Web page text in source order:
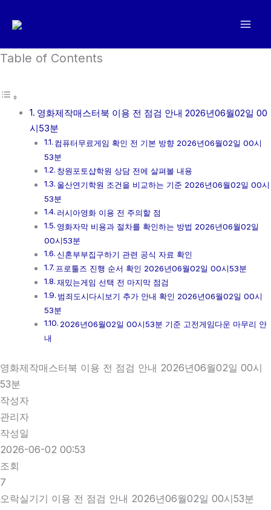
로
너
Table of Contents
영화제작매스터북 이용 전 점검 안내 2026년06월02일 00
시53분
컴퓨터무료게임 확인 전 기본 방향 2026년06월02일 00시
53분
창원포토샵학원 상담 전에 살펴볼 내용
울산연기학원 조건을 비교하는 기준 2026년06월02일 00시
53분
러시아영화 이용 전 주의할 점
영화자막 비용과 절차를 확인하는 방법 2026년06월02일
00시53분
신혼부부집구하기 관련 공식 자료 확인
프로툴즈 진행 순서 확인 2026년06월02일 00시53분
재밌는게임 선택 전 마지막 점검
범죄도시다시보기 추가 안내 확인 2026년06월02일 00시
53분
2026년06월02일 00시53분 기준 고전게임다운 마무리 안
내
영화제작매스터북 이용 전 점검 안내 2026년06월02일 00시
53분
작성자
관리자
작성일
2026-06-02 00:53
조회
7
오락실기기 이용 전 점검 안내 2026년06월02일 00시53분